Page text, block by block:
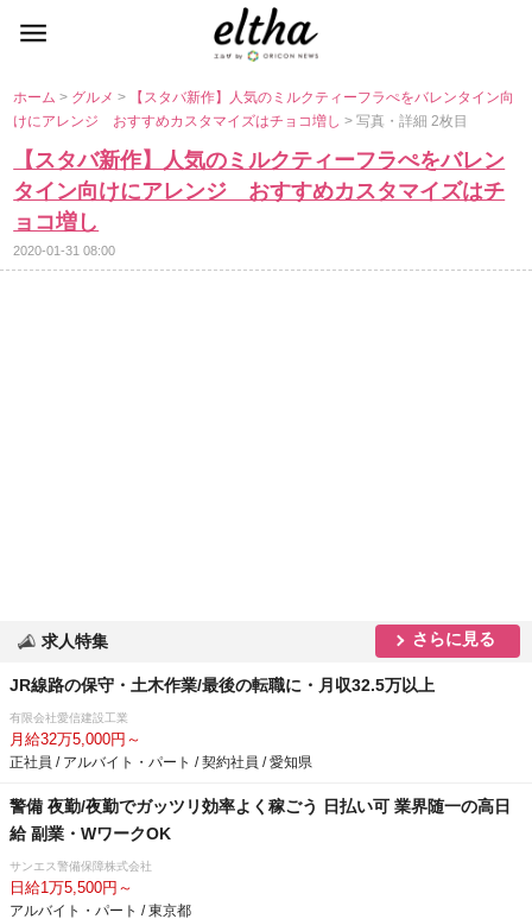
ホーム> グルメ>
【スタバ新作】人気のミルクティーフラぺをバレンタイン向
けにアレンジ おすすめカスタマイズはチョコ増し> 写真・詳細 2枚目
【スタバ新作】人気のミルクティーフラぺをバレン
タイン向けにアレンジ おすすめカスタマイズはチ
ョコ増し
2020-01-31 08:00
求人特集 さらに見る
JR線路の保守・土木作業/最後の転職に・月収32.5万以上
有限会社愛信建設工業
月給32万5,000円～
正社員 / アルバイト・パート / 契約社員 / 愛知県
警備 夜勤/夜勤でガッツリ効率よく稼ごう 日払い可 業界随一の高日
給 副業・WワークOK
サンエス警備保障株式会社
日給1万5,500円～
アルバイト・パート / 東京都